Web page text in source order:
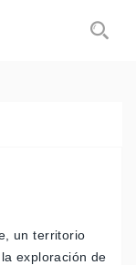
un territorio
exploración de